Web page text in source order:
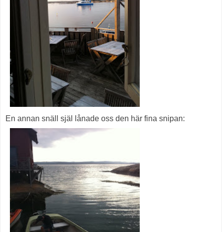
En annan snäll själ lånade oss den här fina snipan: